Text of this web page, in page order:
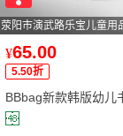
荥阳市演武路乐宝儿童用
¥65.00
5.50折
BBbag新款韩版幼儿
壳包小背包带防走失